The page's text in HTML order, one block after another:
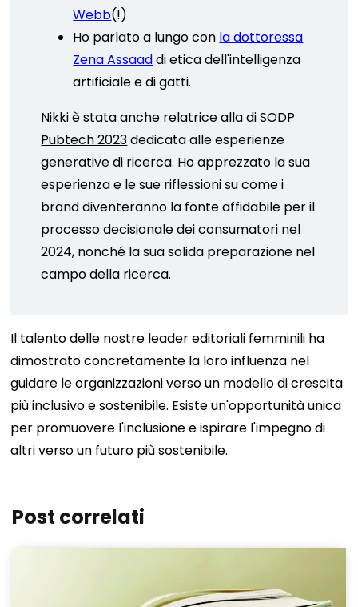
Webb(!)
Ho parlato a lungo con la dottoressa
Zena Assaaddi etica dell'intelligenza
artificiale e di gatti.
Nikki è stata anche relatrice alladi SODP
Pubtech 2023dedicata alle esperienze
generative di ricerca. Ho apprezzato la sua
esperienza e le sue riflessioni su come i
brand diventeranno la fonte affidabile per il
processo decisionale dei consumatori nel
2024, nonché la sua solida preparazione nel
campo della ricerca.
Il talento delle nostre leader editoriali femminili ha
dimostrato concretamente la loro influenza nel
guidare le organizzazioni verso un modello di crescita
più inclusivo e sostenibile. Esiste un'opportunità unica
per promuovere l'inclusione e ispirare l'impegno di
altri verso un futuro più sostenibile.
Post correlati